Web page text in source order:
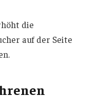
die
auf der Seite